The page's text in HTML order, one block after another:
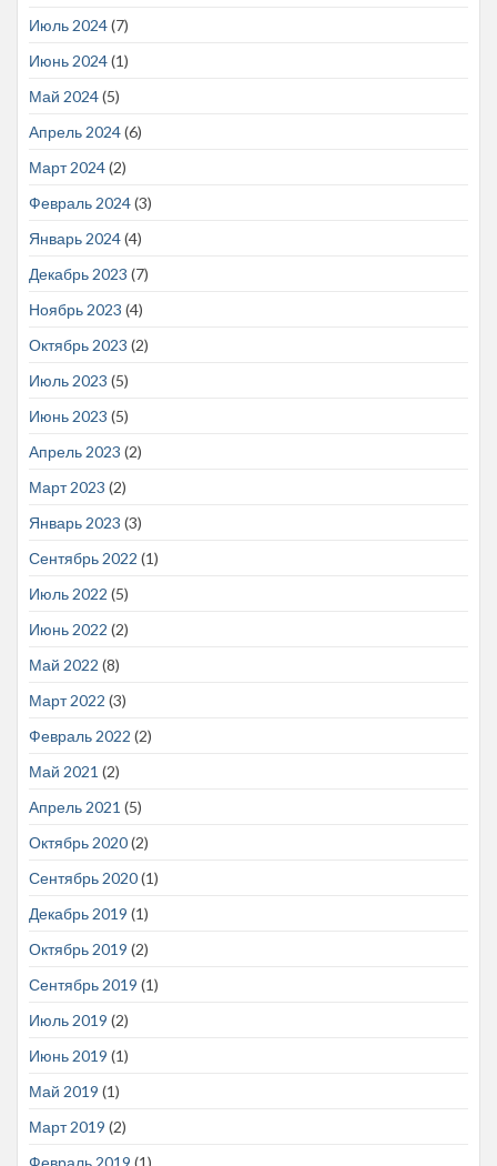
Июль 2024(7)
Июнь 2024(1)
Май 2024(5)
Апрель 2024(6)
Март 2024(2)
Февраль 2024(3)
Январь 2024(4)
Декабрь 2023 (7)
Ноябрь 2023 (4)
Октябрь 2023 (2)
Июль 2023 (5)
Июнь 2023 (5)
Апрель 2023 (2)
Март 2023 (2)
Январь 2023 (3)
Сентябрь 2022 (1)
Июль 2022 (5)
Июнь 2022 (2)
Май 2022 (8)
Март 2022 (3)
Февраль 2022 (2)
Май 2021 (2)
Апрель 2021 (5)
Октябрь 2020(2)
Сентябрь 2020(1)
Декабрь 2019 (1)
Октябрь 2019 (2)
Сентябрь 2019 (1)
Июль 2019 (2)
Июнь 2019 (1)
Май 2019 (1)
Март 2019 (2)
Февраль 2019 (1)